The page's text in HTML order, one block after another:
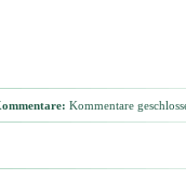
Kommentare